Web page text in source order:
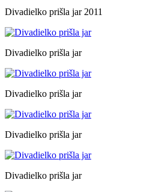
Divadielko prišla jar 2011
Divadielko prišla jar
Divadielko prišla jar
Divadielko prišla jar
Divadielko prišla jar